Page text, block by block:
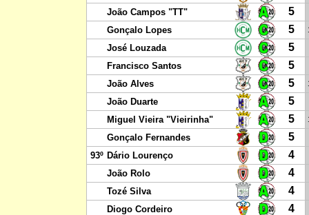
João Campos "TT" 5
Gonçalo Lopes 5
José Louzada 5
Francisco Santos 5
João Alves 5
João Duarte 5
Miguel Vieira "Vieirinha" 5
Gonçalo Fernandes 5
93º Dário Lourenço 4
João Rolo 4
Tozé Silva 4
Diogo Cordeiro 4